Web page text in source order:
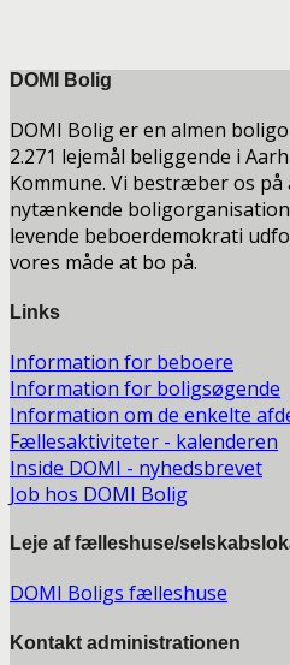
DOMI Bolig
DOMI Bolig er en almen
2.271 lejemål beliggende i
Kommune. Vi bestræber os
nytænkende
levende beboerdemokrati
vores måde at bo på.
Links
Information for beboere
Information for boligsøgende
Information om de enkelte
Fællesaktiviteter - kalenderen
Inside DOMI - nyhedsbrevet
Job hos DOMI Bolig
Leje af fælleshuse/
DOMI Boligs fælleshuse
Kontakt administrationen